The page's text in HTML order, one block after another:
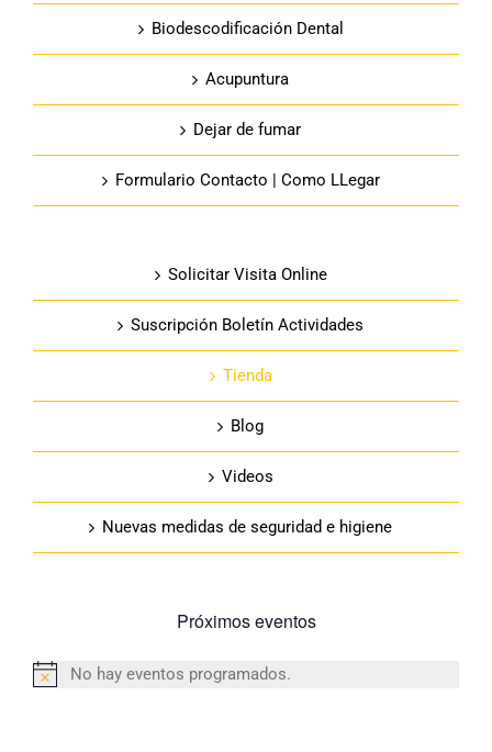
Biodescodificación Dental
Acupuntura
Dejar de fumar
Formulario Contacto | Como LLegar
Solicitar Visita Online
Suscripción Boletín Actividades
Tienda
Blog
Videos
Nuevas medidas de seguridad e higiene
Próximos eventos
Aviso
No hay eventos programados.